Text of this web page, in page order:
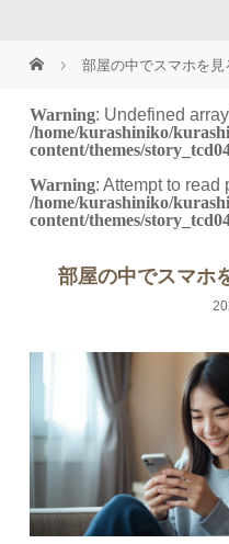
部屋の中でスマホを
Warning: Undefined
/home/kurashiniko/
content/themes/
Warning: Attempt to
/home/kurashiniko/
content/themes/
部屋の中でスマホ